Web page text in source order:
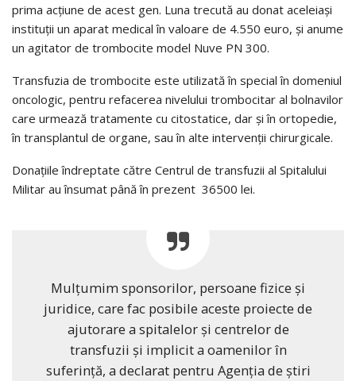
prima acţiune de acest gen. Luna trecută au donat aceleiaşi
instituţii un aparat medical în valoare de 4.550 euro, şi anume
un agitator de trombocite model Nuve PN 300.
Transfuzia de trombocite este utilizată în special în domeniul
oncologic, pentru refacerea nivelului trombocitar al bolnavilor
care urmează tratamente cu citostatice, dar și în ortopedie,
în transplantul de organe, sau în alte intervenții chirurgicale.
Donaţiile îndreptate către Centrul de transfuzii al Spitalului
Militar au însumat până în prezent 36500 lei.
Mulţumim sponsorilor, persoane fizice şi
juridice, care fac posibile aceste proiecte de
ajutorare a spitalelor şi centrelor de
transfuzii şi implicit a oamenilor în
suferinţă, a declarat pentru Agenţia de ştiri